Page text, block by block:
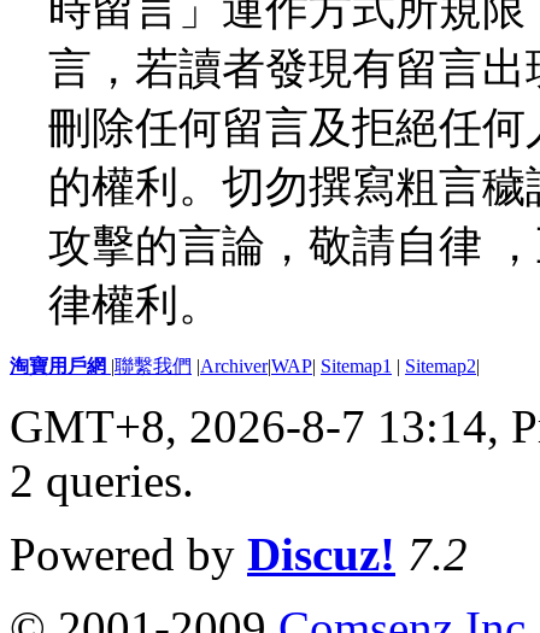
時留言」運作方式所規
言，若讀者發現有留言
刪除任何留言及拒絕任
的權利。切勿撰寫粗言
攻擊的言論，敬請自律
律權利。
淘寶用戶網 |聯繫我們 |Archiver|WAP| Sitemap1 | Sitemap2|
GMT+8, 2026-8-7 13:14,
2 queries.
Powered by Discuz! 7.2